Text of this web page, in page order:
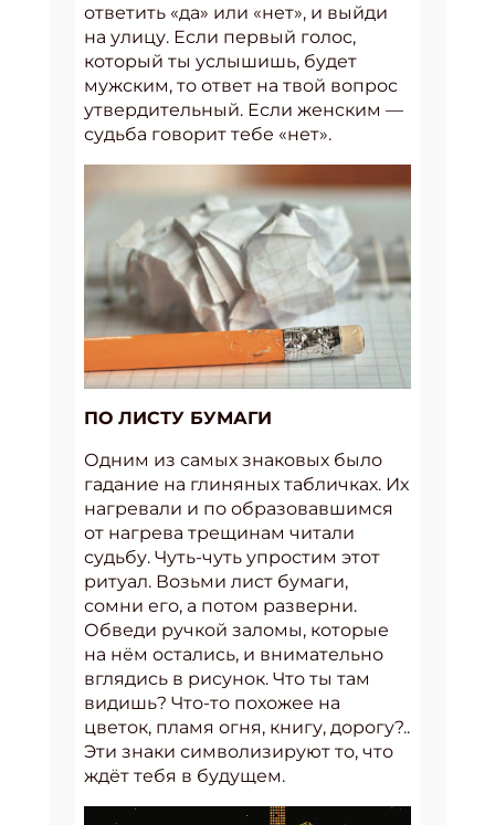
ответить «да» или «нет», и выйди
на улицу. Если первый голос,
который ты услышишь, будет
мужским, то ответ на твой вопрос
утвердительный. Если женским —
судьба говорит тебе «нет».
ПО ЛИСТУ БУМАГИ
Одним из самых знаковых было
гадание на глиняных табличках. Их
нагревали и по образовавшимся
от нагрева трещинам читали
судьбу. Чуть-чуть упростим этот
ритуал. Возьми лист бумаги,
сомни его, а потом разверни.
Обведи ручкой заломы, которые
на нём остались, и внимательно
вглядись в рисунок. Что ты там
видишь? Что-то похожее на
цветок, пламя огня, книгу, дорогу?..
Эти знаки символизируют то, что
ждёт тебя в будущем.